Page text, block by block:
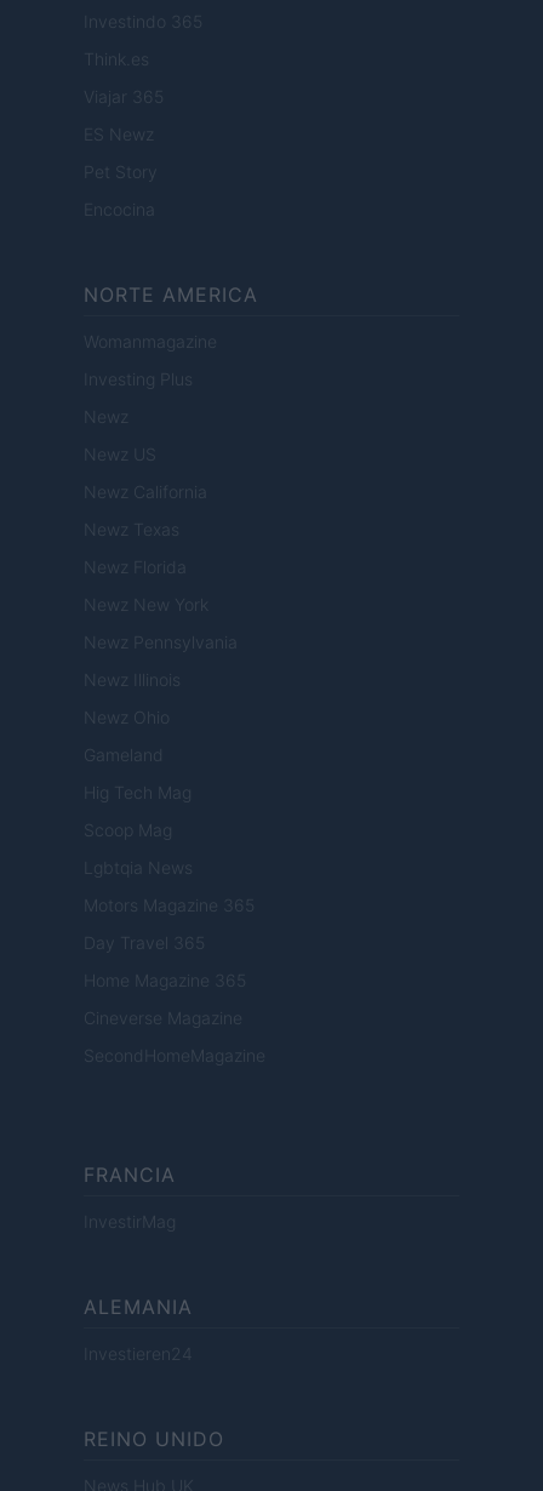
Investindo 365
Think.es
Viajar 365
ES Newz
Pet Story
Encocina
NORTE AMERICA
Womanmagazine
Investing Plus
Newz
Newz US
Newz California
Newz Texas
Newz Florida
Newz New York
Newz Pennsylvania
Newz Illinois
Newz Ohio
Gameland
Hig Tech Mag
Scoop Mag
Lgbtqia News
Motors Magazine 365
Day Travel 365
Home Magazine 365
Cineverse Magazine
SecondHomeMagazine
FRANCIA
InvestirMag
ALEMANIA
Investieren24
REINO UNIDO
News Hub UK